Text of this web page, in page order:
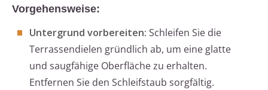
Vorgehensweise:
Untergrund vorbereiten: Schleifen Sie die
Terrassendielen gründlich ab, um eine glatte
und saugfähige Oberfläche zu erhalten.
Entfernen Sie den Schleifstaub sorgfältig.